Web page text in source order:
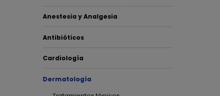
Anestesia y Analgesia
Antibióticos
Cardiología
Dermatología